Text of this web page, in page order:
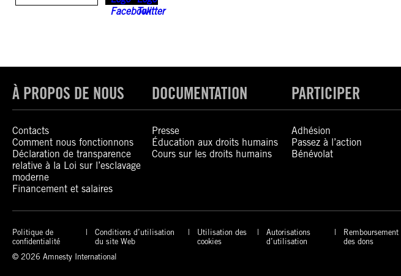
À PROPOS DE NOUS
Contacts
Comment nous fonctionnons
Déclaration de transparence
relative à la Loi sur l’esclavage
moderne
Financement et salaires
DOCUMENTATION
Presse
Éducation aux droits humains
Cours sur les droits humains
PARTICIPER
Adhésion
Passez à l’action
Bénévolat
Politique de
confidentialité
Conditions d’utilisation
du site Web
Utilisation des
cookies
Autorisations
d’utilisation
Remboursement
des dons
© 2026 Amnesty International